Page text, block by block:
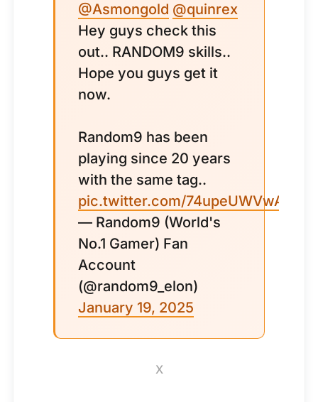
@Asmongold @quinrex
Hey guys check this
out.. RANDOM9 skills..
Hope you guys get it
now.
Random9 has been
playing since 20 years
with the same tag..
pic.twitter.com/74upeUWVwA
— Random9 (World's
No.1 Gamer) Fan
Account
(@random9_elon)
January 19, 2025
X